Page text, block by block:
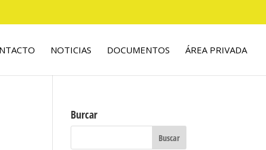
NOTICIAS DOCUMENTOS ÁREA PRIVADA
Burcar